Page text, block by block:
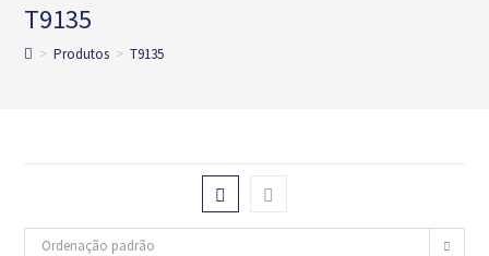
T9135
> Produtos > T9135
Ordenação padrão